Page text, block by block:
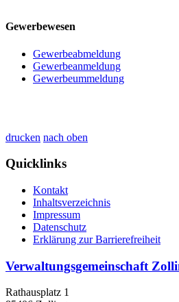
Gewerbewesen
Gewerbeabmeldung
Gewerbeanmeldung
Gewerbeummeldung
drucken nach oben
Quicklinks
Kontakt
Inhaltsverzeichnis
Impressum
Datenschutz
Erklärung zur Barrierefreiheit
Verwaltungsgemeinschaft
Rathausplatz 1